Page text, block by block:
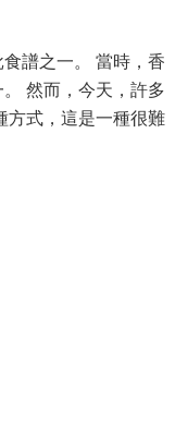
譜之一。 當時，香
。 然而，今天，許多
方式，這是一種很難